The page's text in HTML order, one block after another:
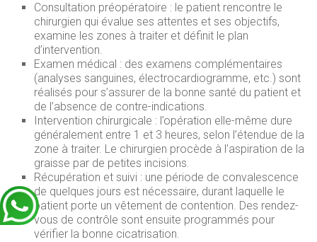
Consultation préopératoire : le patient rencontre le
chirurgien qui évalue ses attentes et ses objectifs,
examine les zones à traiter et définit le plan
d’intervention.
Examen médical : des examens complémentaires
(analyses sanguines, électrocardiogramme, etc.) sont
réalisés pour s’assurer de la bonne santé du patient et
de l’absence de contre-indications.
Intervention chirurgicale : l’opération elle-même dure
généralement entre 1 et 3 heures, selon l’étendue de la
zone à traiter. Le chirurgien procède à l’aspiration de la
graisse par de petites incisions.
Récupération et suivi : une période de convalescence
de quelques jours est nécessaire, durant laquelle le
patient porte un vêtement de contention. Des rendez-
vous de contrôle sont ensuite programmés pour
vérifier la bonne cicatrisation.